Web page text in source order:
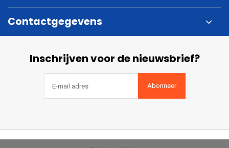
Contactgegevens
Inschrijven voor de nieuwsbrief?
Abonneer